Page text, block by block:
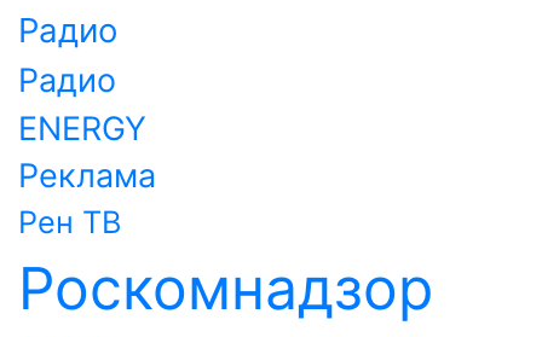
Радио
Радио
ENERGY
Реклама
Рен ТВ
Роскомнадзор